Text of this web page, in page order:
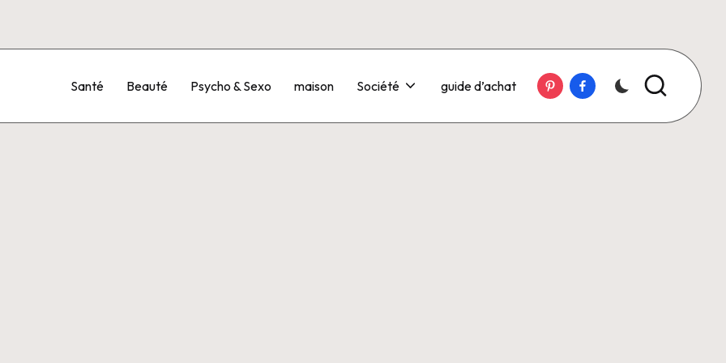
Santé Beauté Psycho & Sexo maison Société guide d’achat PinterestFacebook